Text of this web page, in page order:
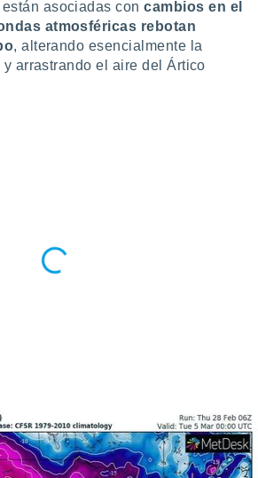
están asociadas concambios en el
atmosféricas rebotan
, alterando esencialmente la
arrastrando el aire del Ártico